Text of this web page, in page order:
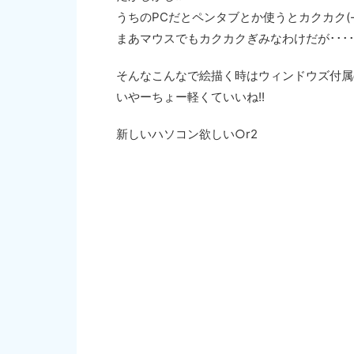
うちのPCだとペンタブとか使うとカクカク
まあマウスでもカクカクぎみなわけだが･･･
そんなこんなで絵描く時はウィンドウズ付
いやーちょー軽くていいね!!
新しいハソコン欲しい○r2